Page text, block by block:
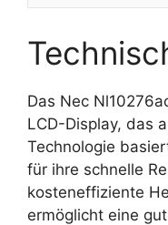
Das Nec
LCD-Display, das
Technologie
für ihre schnelle
kosteneffiziente
ermöglicht eine